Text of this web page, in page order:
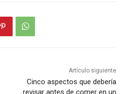
Artículo siguiente
Cinco aspectos que debería
revisar antes de comer en un